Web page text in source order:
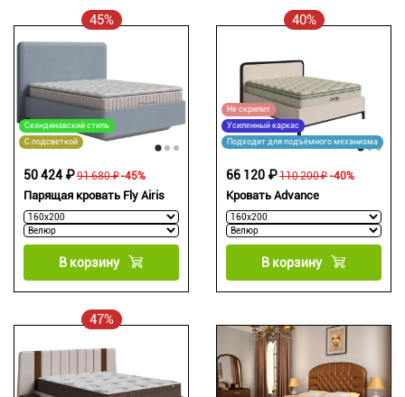
45%
Скандинавский стиль
С подсветкой
Парящая кровать Fly Airis
91 680 ₽
50 424 ₽ -45%
В корзину
40%
Не скрипит
Усиленный каркас
Подходит для подъёмного механизма
Кровать Advance
110 200 ₽
66 120 ₽ -40%
В корзину
47%